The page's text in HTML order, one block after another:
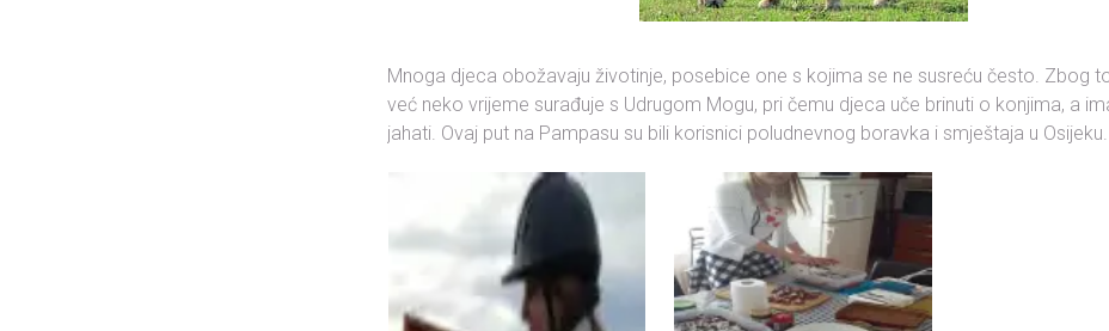
Mnoga djeca obožavaju životinje, posebice one s kojima se ne susreću često. Zbog
već neko vrijeme surađuje s Udrugom Mogu, pri čemu djeca uče brinuti o konjima, a
jahati. Ovaj put na Pampasu su bili korisnici poludnevnog boravka i smještaja u Osijeku.